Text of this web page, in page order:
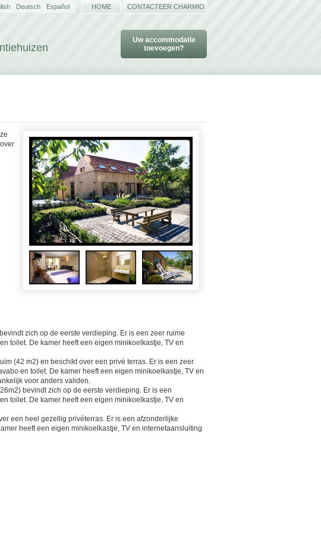
Uw accommodatie
toevoegen?
Deutsch Español HOME CONTACTEER CHARMIO
zich op de eerste verdieping. Er is een zeer ruime
toilet. De kamer heeft een eigen minikoelkastje, TV en
(42 m2) en beschikt over een privé terras. Er is een zeer
en toilet. De kamer heeft een eigen minikoelkastje, TV en
voor anders validen.
bevindt zich op de eerste verdieping. Er is een
toilet. De kamer heeft een eigen minikoelkastje, TV en
een heel gezellig privéterras. Er is een afzonderlijke
heeft een eigen minikoelkastje, TV en internetaansluiting